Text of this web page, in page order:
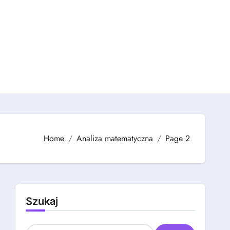
Home Analiza matematyczna Page 2
Szukaj